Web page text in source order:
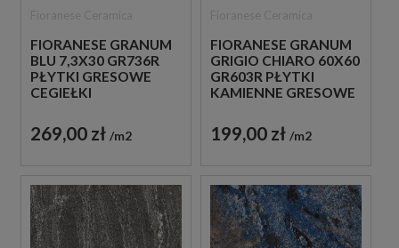
FIORANESE GRANUM
BLU 7,3X30 GR736R
PŁYTKI GRESOWE
CEGIEŁKI
269,00 zł m2
FIORANESE GRANUM
GRIGIO CHIARO 60X60
GR603R PŁYTKI
KAMIENNE GRESOWE
199,00 zł m2